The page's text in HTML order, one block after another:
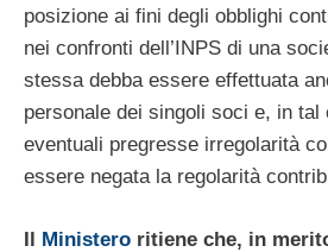
posizione ai fini degli obblighi
nei confronti dell’INPS di una
stessa debba essere effettuata
personale dei singoli soci e, in tal
eventuali pregresse irregolarità
essere negata la regolarità
Il Ministero ritiene che, in